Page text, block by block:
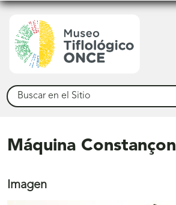
Buscar
Máquina Constançon
Imagen